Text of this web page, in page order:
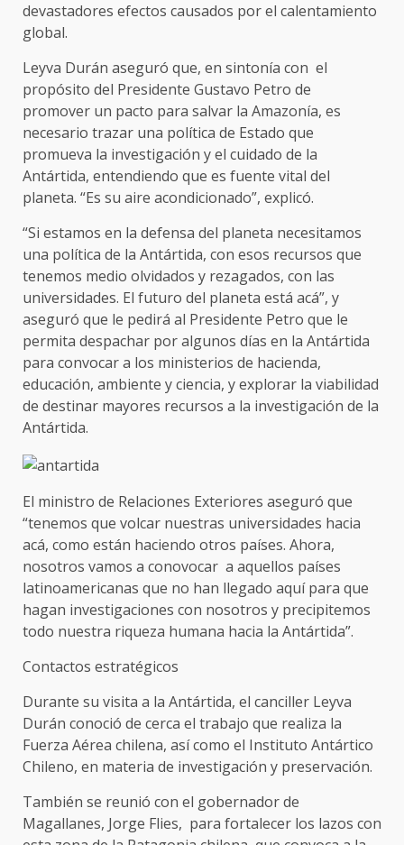
devastadores efectos causados por el calentamiento
global.
Leyva Durán aseguró que, en sintonía con el
propósito del Presidente Gustavo Petro de
promover un pacto para salvar la Amazonía, es
necesario trazar una política de Estado que
promueva la investigación y el cuidado de la
Antártida, entendiendo que es fuente vital del
planeta. “Es su aire acondicionado”, explicó.
“Si estamos en la defensa del planeta necesitamos
una política de la Antártida, con esos recursos que
tenemos medio olvidados y rezagados, con las
universidades. El futuro del planeta está acá”, y
aseguró que le pedirá al Presidente Petro que le
permita despachar por algunos días en la Antártida
para convocar a los ministerios de hacienda,
educación, ambiente y ciencia, y explorar la viabilidad
de destinar mayores recursos a la investigación de la
Antártida.
El ministro de Relaciones Exteriores aseguró que
“tenemos que volcar nuestras universidades hacia
acá, como están haciendo otros países. Ahora,
nosotros vamos a conovocar a aquellos países
latinoamericanas que no han llegado aquí para que
hagan investigaciones con nosotros y precipitemos
todo nuestra riqueza humana hacia la Antártida”.
Contactos estratégicos
Durante su visita a la Antártida, el canciller Leyva
Durán conoció de cerca el trabajo que realiza la
Fuerza Aérea chilena, así como el Instituto Antártico
Chileno, en materia de investigación y preservación.
También se reunió con el gobernador de
Magallanes, Jorge Flies, para fortalecer los lazos con